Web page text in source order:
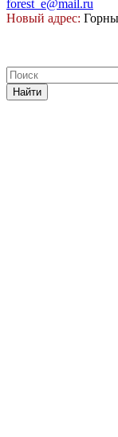
forest_e@mail.ru
Новый адрес:
Найти